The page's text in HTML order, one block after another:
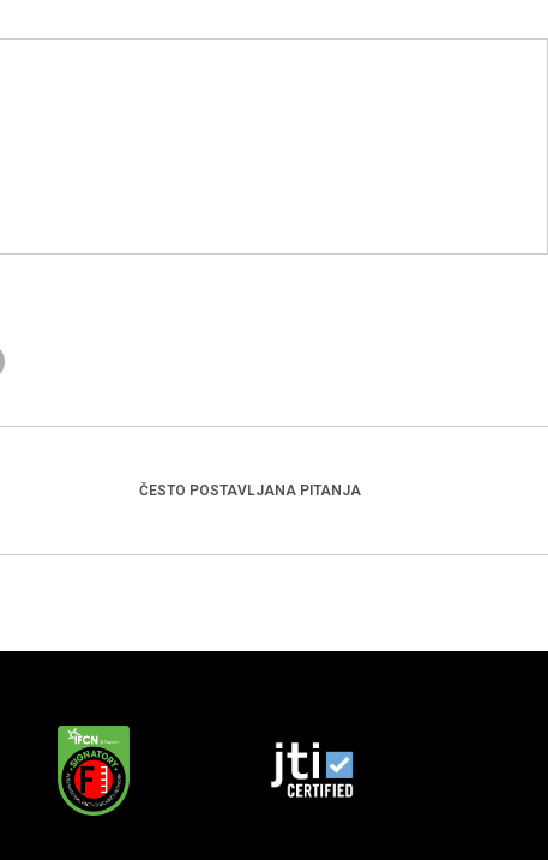
ČESTO POSTAVLJANA PITANJA